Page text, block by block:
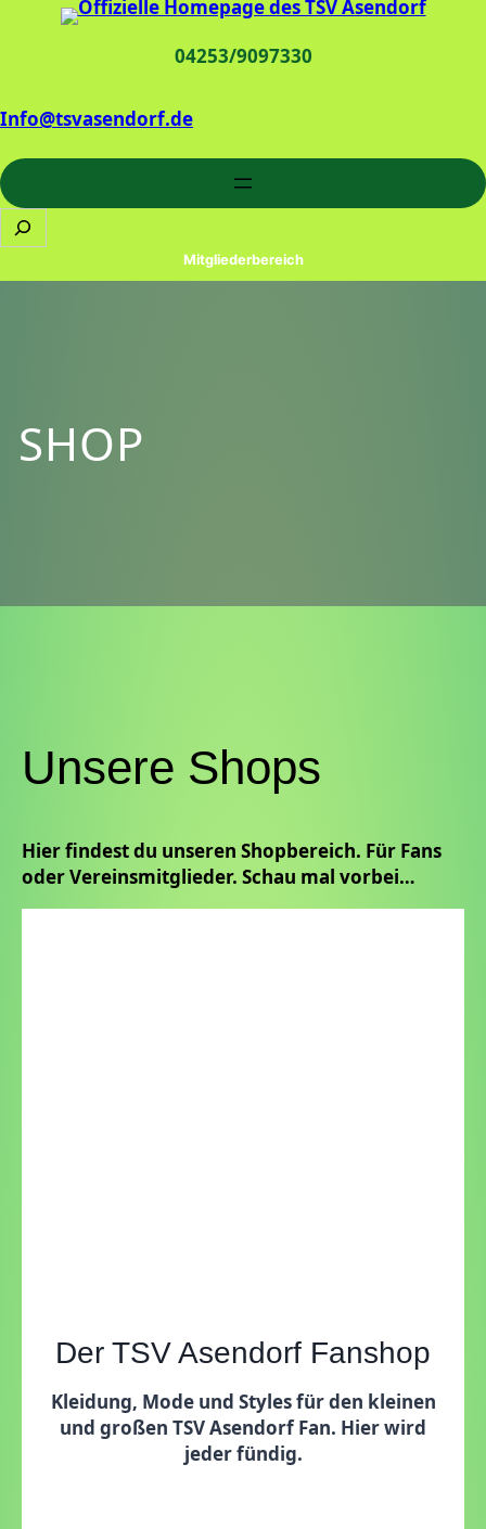
04253/9097330
Info@tsvasendorf.de
Mitgliederbereich
SHOP
Unsere Shops
Hier findest du unseren Shopbereich. Für Fans
oder Vereinsmitglieder. Schau mal vorbei…
Der TSV Asendorf Fanshop
Kleidung, Mode und Styles für den kleinen
und großen TSV Asendorf Fan. Hier wird
jeder fündig.